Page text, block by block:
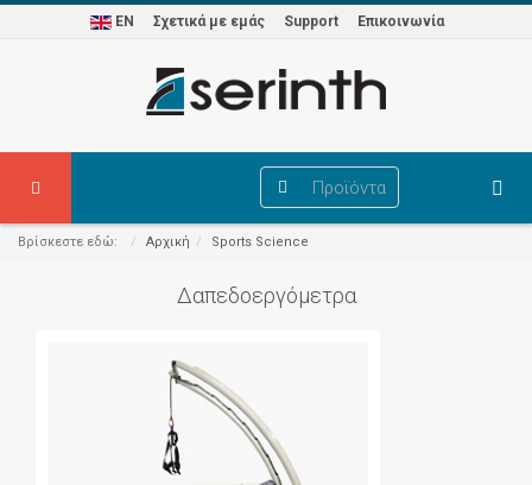
EN Σχετικά με εμάς Support Επικοινωνία
Προϊόντα
Βρίσκεστε εδώ: Αρχική Sports Science
Δαπεδοεργόμετρα